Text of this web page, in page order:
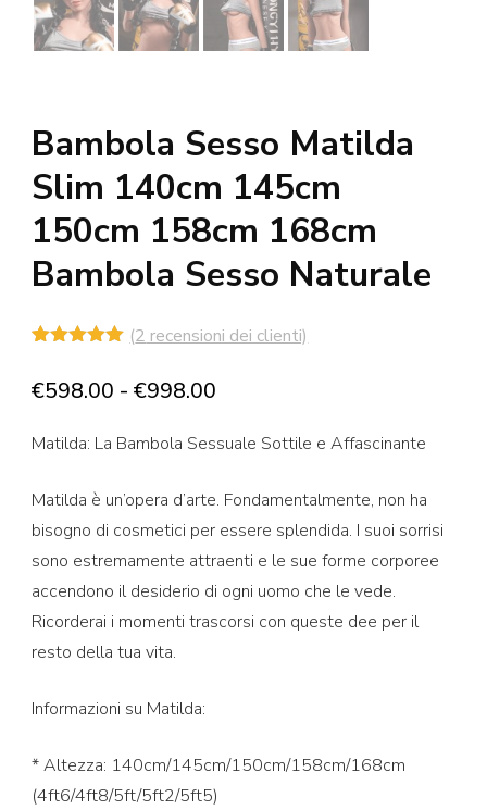
Bambola Sesso Matilda
Slim 140cm 145cm
150cm 158cm 168cm
Bambola Sesso Naturale
su base
(2 recensioni dei clienti)
€598.00 - €998.00
prezzo:
€598.00
€998.00
Matilda: La Bambola Sessuale Sottile e Affascinante
Matilda è un’opera d’arte. Fondamentalmente, non ha
bisogno di cosmetici per essere splendida. I suoi sorrisi
sono estremamente attraenti e le sue forme corporee
accendono il desiderio di ogni uomo che le vede.
Ricorderai i momenti trascorsi con queste dee per il
resto della tua vita.
Informazioni su Matilda:
* Altezza: 140cm/145cm/150cm/158cm/168cm
(4ft6/4ft8/5ft/5ft2/5ft5)